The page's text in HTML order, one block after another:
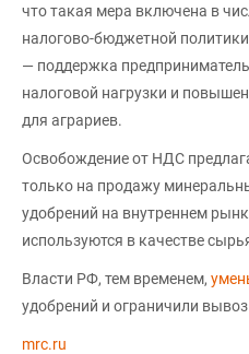
что такая мера включена в
налогово-бюджетной
— поддержка
налоговой нагрузки и
для аграриев.
Освобождение от НДС
только на продажу
удобрений на внутреннем
используются в качестве
Власти РФ, тем временем,
удобрений и ограничили
mrc.ru